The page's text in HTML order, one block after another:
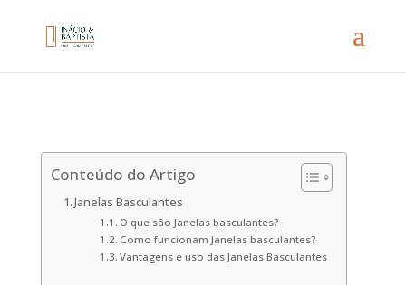
Conteúdo do Artigo
Janelas Basculantes
O que são Janelas basculantes?
Como funcionam Janelas basculantes?
Vantagens e uso das Janelas Basculantes